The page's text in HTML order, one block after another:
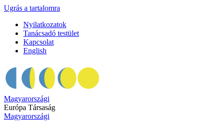
Ugrás a tartalomra
Nyilatkozatok
Tanácsadó testület
Kapcsolat
English
Magyarországi
Európa Társaság
Magyarországi